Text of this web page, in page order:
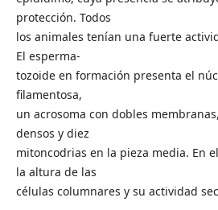
protección. Todos
los animales tenían una fuerte
El esperma-
tozoide en formación presenta el
filamentosa,
un acrosoma con dobles
densos y diez
mitoncodrias en la pieza media. En
la altura de las
células columnares y su actividad